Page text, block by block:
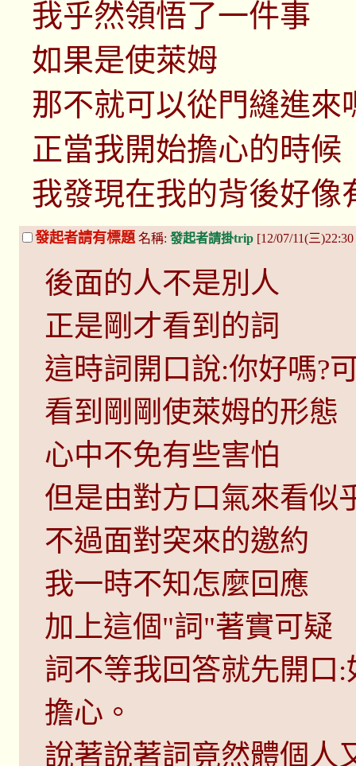
我乎然領悟了一件事
如果是使萊姆
那不就可以從門縫進來
正當我開始擔心的時候
我發現在我的背後好像
發起者請有標題 名稱: 發起者請掛trip [12/07/11(三
後面的人不是別人
正是剛才看到的詞
這時詞開口說:你好嗎?
看到剛剛使萊姆的形態
心中不免有些害怕
但是由對方口氣來看似
不過面對突來的邀約
我一時不知怎麼回應
加上這個"詞"著實可疑
詞不等我回答就先開口
擔心。
說著說著詞竟然體個人